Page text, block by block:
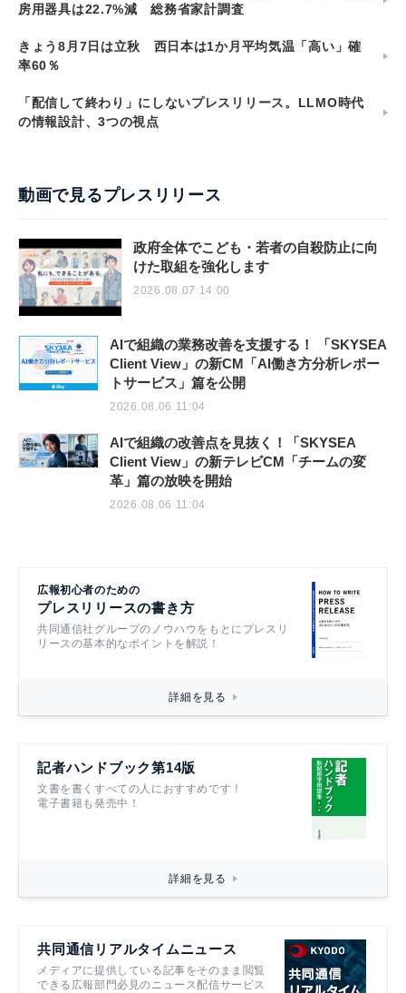
房用器具は22.7%減 総務省家計調査
きょう8月7日は立秋 西日本は1か月平均気温「高い」確
率60％
「配信して終わり」にしないプレスリリース。LLMO時代
の情報設計、3つの視点
動画で見るプレスリリース
政府全体でこども・若者の自殺防止に向
けた取組を強化します
2026.08.07 14:00
AIで組織の業務改善を支援する！ 「SKYSEA
Client View」の新CM「AI働き方分析レポー
トサービス」篇を公開
2026.08.06 11:04
AIで組織の改善点を見抜く！「SKYSEA
Client View」の新テレビCM「チームの変
革」篇の放映を開始
2026.08.06 11:04
広報初心者のための
プレスリリースの書き方
共同通信社グループのノウハウをもとにプレスリ
リースの基本的なポイントを解説！
詳細を見る
記者ハンドブック第14版
文書を書くすべての人におすすめです！
電子書籍も発売中！
詳細を見る
共同通信リアルタイムニュース
メディアに提供している記事をそのまま閲覧
できる広報部門必見のニュース配信サービス